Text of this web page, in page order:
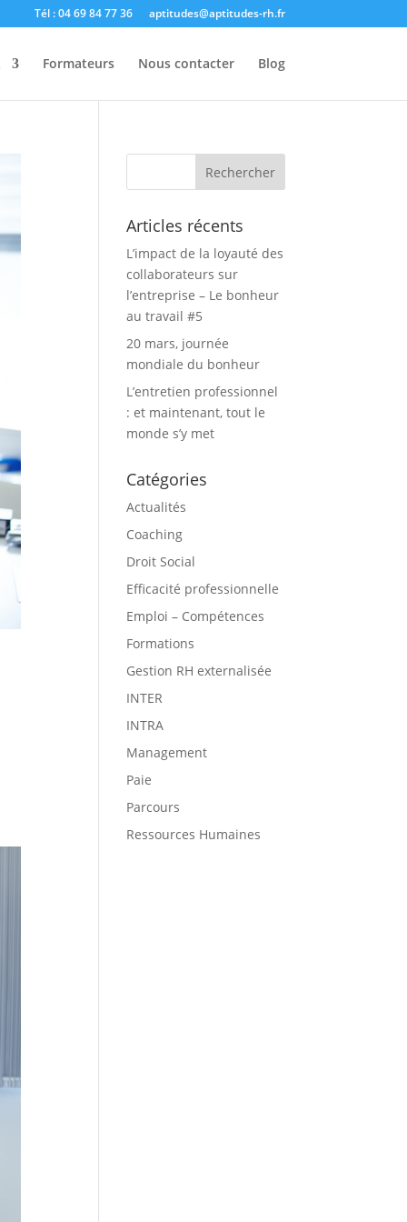
Tél : 04 69 84 77 36 aptitudes@aptitudes-rh.fr
Formateurs Nous contacter Blog
Articles récents
L’impact de la loyauté des
collaborateurs sur
l’entreprise – Le bonheur
au travail #5
20 mars, journée
mondiale du bonheur
L’entretien professionnel
: et maintenant, tout le
monde s’y met
Catégories
Actualités
Coaching
Droit Social
Efficacité professionnelle
Emploi – Compétences
Formations
Gestion RH externalisée
INTER
INTRA
Management
Paie
Parcours
Ressources Humaines